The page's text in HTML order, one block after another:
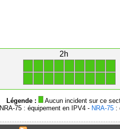
2h
Légende : Aucun incident sur ce
NRA-75 : équipement en IPV4 - NRA-75 :